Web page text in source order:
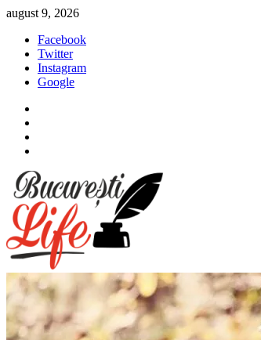
Sari
conținut
august 9, 2026
Facebook
Twitter
Instagram
Google